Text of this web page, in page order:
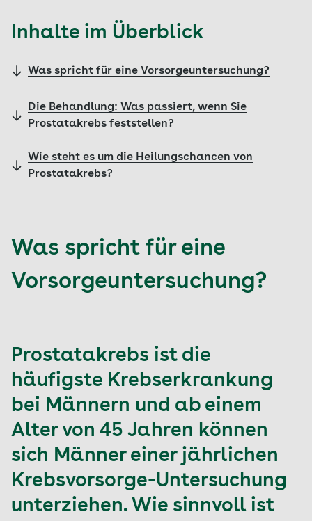
Inhalte im Überblick
Was spricht für eine Vorsorgeuntersuchung?
Die Behandlung: Was passiert, wenn Sie
Prostatakrebs feststellen?
Wie steht es um die Heilungschancen von
Prostatakrebs?
Was spricht für eine
Vorsorgeuntersuchung?
Prostatakrebs ist die
häufigste Krebserkrankung
bei Männern und ab einem
Alter von 45 Jahren können
sich Männer einer jährlichen
Krebsvorsorge-Untersuchung
unterziehen. Wie sinnvoll ist